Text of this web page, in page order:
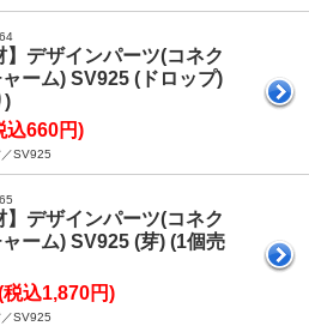
】デザインパーツ(コネク
ーム) SV925 (ドロップ)
)
込660円)
SV925
】デザインパーツ(コネク
ーム) SV925 (芽) (1個売
込1,870円)
SV925